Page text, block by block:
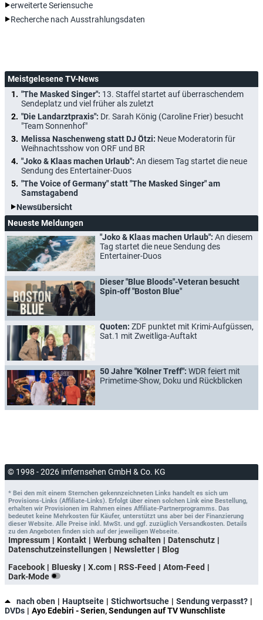
erweiterte Seriensuche
Recherche nach Ausstrahlungsdaten
Meistgelesene TV-News
"The Masked Singer": 13. Staffel startet auf überraschendem
Sendeplatz und viel früher als zuletzt
"Die Landarztpraxis": Dr. Sarah König (Caroline Frier) besucht
"Team Sonnenhof"
Melissa Naschenweng statt DJ Ötzi: Neue Moderatorin für
Weihnachtsshow von ORF und BR
"Joko & Klaas machen Urlaub": An diesem Tag startet die neue
Sendung des Entertainer-Duos
"The Voice of Germany" statt "The Masked Singer" am
Samstagabend
Newsübersicht
Neueste Meldungen
"Joko & Klaas machen Urlaub": An diesem
Tag startet die neue Sendung des
Entertainer-Duos
Dieser "Blue Bloods"-Veteran besucht
Spin-off "Boston Blue"
Quoten: ZDF punktet mit Krimi-Aufgüssen,
Sat.1 mit Zweitliga-Auftakt
50 Jahre "Kölner Treff": WDR feiert mit
Primetime-Show, Doku und Rückblicken
© 1998 - 2026 imfernsehen GmbH & Co. KG
* Bei den mit einem Sternchen gekennzeichneten Links handelt es sich um
Provisions-Links (Affiliate-Links). Erfolgt über einen solchen Link eine Bestellung,
erhalten wir Provisionen im Rahmen eines Affiliate-Partnerprogramms. Das
bedeutet keine Mehrkosten für Käufer, unterstützt uns aber bei der Finanzierung
dieser Website. Alle Preise inkl. MwSt. und ggf. zuzüglich Versandkosten. Details
zu den Angeboten finden sich auf der jeweiligen Webseite.
Impressum Kontakt Werbung schalten
Datenschutz
Datenschutzeinstellungen
Newsletter
Blog
Facebook
Bluesky X.com RSS-Feed
Atom-Feed
Dark-Mode
nach oben Hauptseite Stichwortsuche
Sendung verpasst?
DVDs
Ayo Edebiri - Serien, Sendungen auf TV Wunschliste